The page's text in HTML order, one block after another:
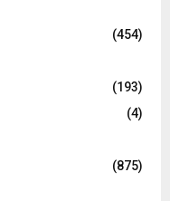
(454)
(193)
(4)
(875)